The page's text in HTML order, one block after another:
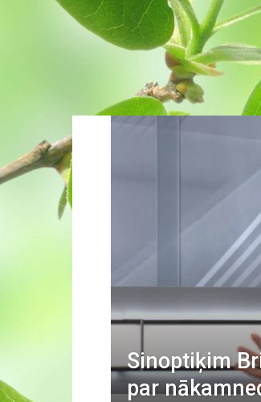
Sinoptiķim
par